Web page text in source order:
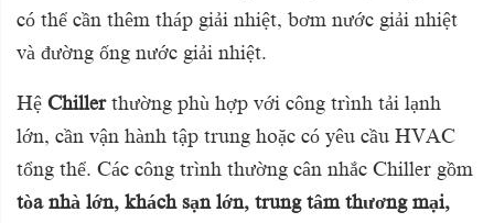
có thể cần thêm tháp giải nhiệt, bơm nước giải nhiệt
và đường ống nước giải nhiệt.
Hệ Chillerthường phù hợp với công trình tải lạnh
lớn, cần vận hành tập trung hoặc có yêu cầu HVAC
tổng thể. Các công trình thường cân nhắc Chiller gồm
tòa nhà lớn, khách sạn lớn, trung tâm thương mại,